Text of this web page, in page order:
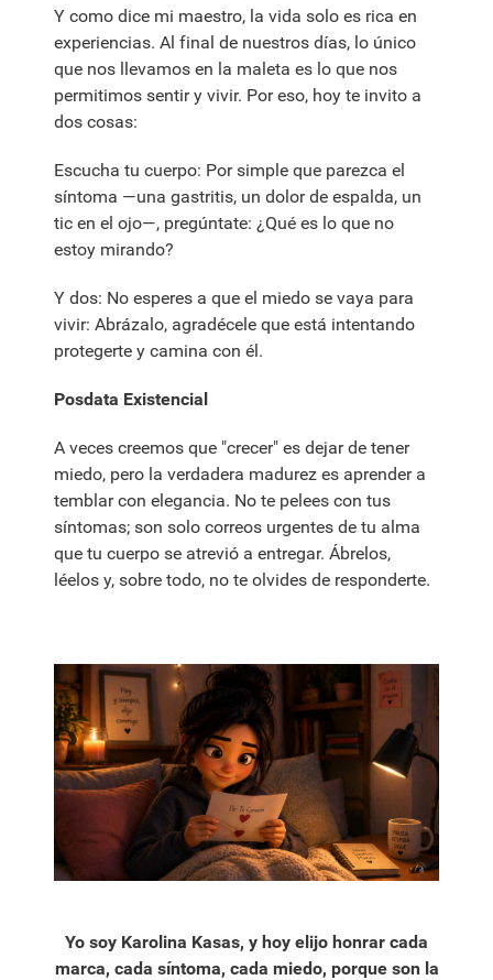
Y como dice mi maestro, la vida solo es rica en
experiencias. Al final de nuestros días, lo único
que nos llevamos en la maleta es lo que nos
permitimos sentir y vivir. Por eso, hoy te invito a
dos cosas:
Escucha tu cuerpo: Por simple que parezca el
síntoma —una gastritis, un dolor de espalda, un
tic en el ojo—, pregúntate: ¿Qué es lo que no
estoy mirando?
Y dos: No esperes a que el miedo se vaya para
vivir: Abrázalo, agradécele que está intentando
protegerte y camina con él.
Posdata Existencial
A veces creemos que "crecer" es dejar de tener
miedo, pero la verdadera madurez es aprender a
temblar con elegancia. No te pelees con tus
síntomas; son solo correos urgentes de tu alma
que tu cuerpo se atrevió a entregar. Ábrelos,
léelos y, sobre todo, no te olvides de responderte.
Yo soy Karolina Kasas, y hoy elijo honrar cada
marca, cada síntoma, cada miedo, porque son la